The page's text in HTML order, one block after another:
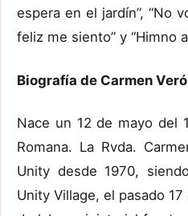
espera en el jardín”, “No
feliz me siento” y “Himno
Biografía de Carmen
Nace un 12 de mayo del
Romana. La Rvda.
Unity desde 1970,
Unity Village, el pasado